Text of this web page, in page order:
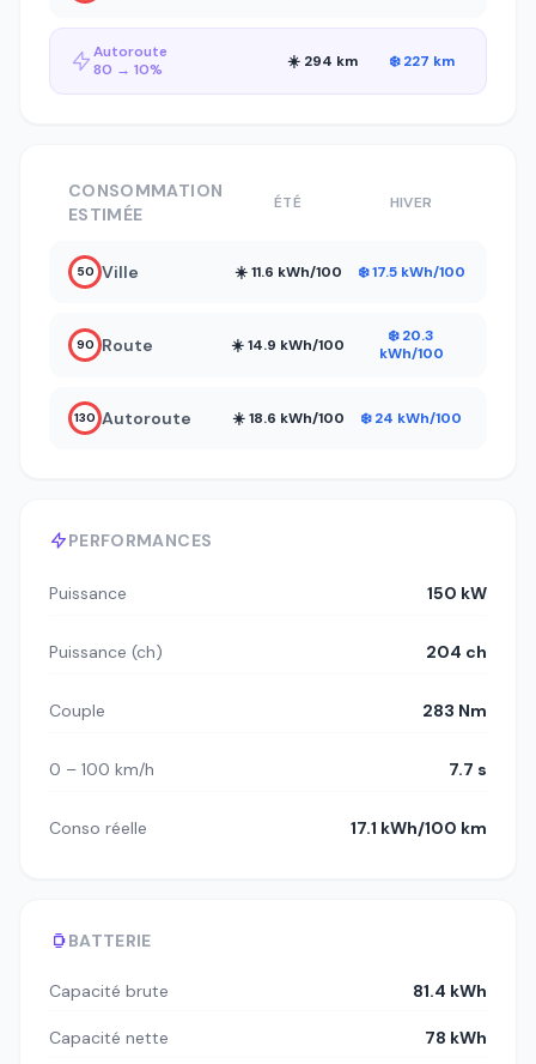
Autoroute
80 → 10%
☀️ 294 km ❄️ 227 km
PERFORMANCES
Puissance 150 kW
Puissance (ch) 204 ch
Couple 283 Nm
0 – 100 km/h 7.7 s
Conso réelle 17.1 kWh/100 km
BATTERIE
Capacité brute 81.4 kWh
Capacité nette 78 kWh
CONSOMMATION
ESTIMÉE
ÉTÉ HIVER
50 Ville ☀️ 11.6 kWh/100 ❄️ 17.5 kWh/100
90 Route ☀️ 14.9 kWh/100
❄️ 20.3
kWh/100
130 Autoroute ☀️ 18.6 kWh/100 ❄️ 24 kWh/100